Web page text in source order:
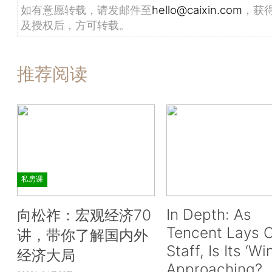
如有意愿转载，请发邮件至hello@caixin.com ，获
及授权后，方可转载。
推荐阅读
私房课
向松祚：宏观经济70
讲，带你了解国内外
经济大局
In Depth: As
Tencent Lays
Staff, Is Its